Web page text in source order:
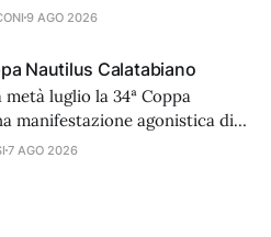
più efficace per i grossi
qualità.
9 AGO 2026
Nautilus Calatabiano
metà luglio la 34ª Coppa
manifestazione agonistica di
che ha visto 81 coppie
7 AGO 2026